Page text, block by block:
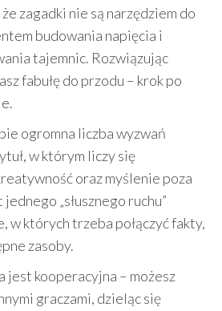
zagadki nie są narzędziem do
budowania napięcia i
tajemnic. Rozwiązując
fabułę do przodu – krok po
ogromna liczba wyzwań
w którym liczy się
oraz myślenie poza
„słusznego ruchu”
w których trzeba połączyć fakty,
zasoby.
jest kooperacyjna – możesz
graczami, dzieląc się